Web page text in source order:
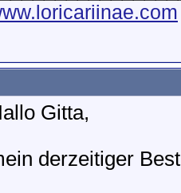
Gitta,
derzeitiger